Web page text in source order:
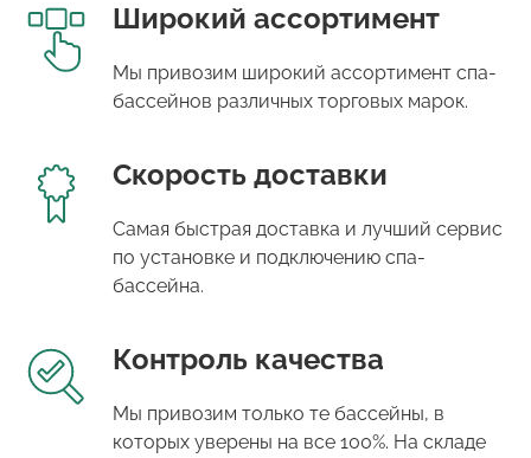
Широкий ассортимент
Мы привозим широкий ассортимент спа-
бассейнов различных торговых марок.
Скорость доставки
Самая быстрая доставка и лучший сервис
по установке и подключению спа-
бассейна.
Контроль качества
Мы привозим только те бассейны, в
которых уверены на все 100%. На складе